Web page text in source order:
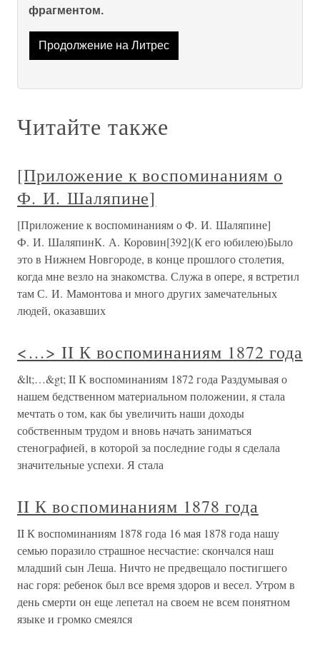
фрагментом.
Продолжение на Литрес
Читайте также
[Приложение к воспоминаниям о
Ф. И. Шаляпине]
[Приложение к воспоминаниям о Ф. И. Шаляпине]
Ф. И. ШаляпинК. А. Коровин[392](К его юбилею)Было
это в Нижнем Новгороде, в конце прошлого столетия,
когда мне везло на знакомства. Служа в опере, я встретил
там С. И. Мамонтова и много других замечательных
людей, оказавших
<…> II К воспоминаниям 1872 года
&lt;…&gt; II К воспоминаниям 1872 года Раздумывая о
нашем бедственном материальном положении, я стала
мечтать о том, как бы увеличить наши доходы
собственным трудом и вновь начать заниматься
стенографией, в которой за последние годы я сделала
значительные успехи. Я стала
II К воспоминаниям 1878 года
II К воспоминаниям 1878 года 16 мая 1878 года нашу
семью поразило страшное несчастие: скончался наш
младший сын Леша. Ничто не предвещало постигшего
нас горя: ребенок был все время здоров и весел. Утром в
день смерти он еще лепетал на своем не всем понятном
языке и громко смеялся